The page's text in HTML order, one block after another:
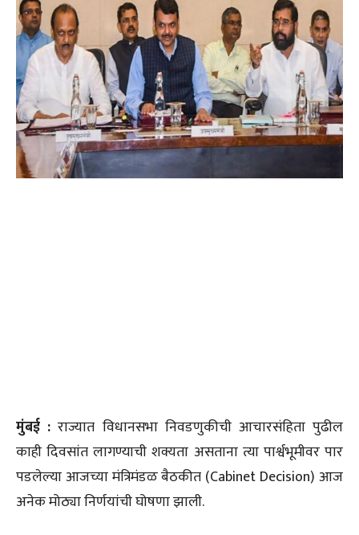
मुंबई : राज्यात विधानसभा निवडणुकीची आचारसंहिता पुढील
काही दिवसांत लागण्याची शक्यता असताना त्या पार्श्वभूमीवर पार
पडलेल्या आजच्या मंत्रिमंडळ बैठकीत (Cabinet Decision) आज
अनेक मोठ्या निर्णयांची घोषणा झाली.